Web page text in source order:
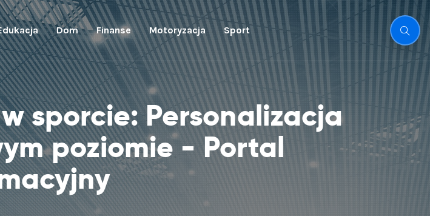
Dom Finanse Motoryzacja Sport
sporcie: Personalizacja
poziomie - Portal